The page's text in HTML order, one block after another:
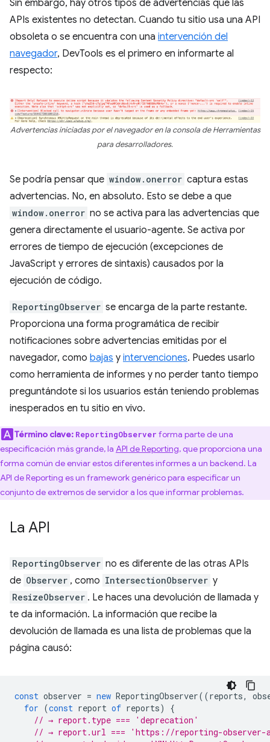
Sin embargo, hay otros tipos de advertencias que las
APIs existentes no detectan. Cuando tu sitio usa una API
obsoleta o se encuentra con una intervención del
navegador, DevTools es el primero en informarte al
respecto:
Advertencias iniciadas por el navegador en la consola de Herramientas
para desarrolladores.
Se podría pensar que window.onerror captura estas
advertencias. No, en absoluto. Esto se debe a que
window.onerror no se activa para las advertencias que
genera directamente el usuario-agente. Se activa por
errores de tiempo de ejecución (excepciones de
JavaScript y errores de sintaxis) causados por la
ejecución de código.
ReportingObserver se encarga de la parte restante.
Proporciona una forma programática de recibir
notificaciones sobre advertencias emitidas por el
navegador, como bajas y intervenciones. Puedes usarlo
como herramienta de informes y no perder tanto tiempo
preguntándote si los usuarios están teniendo problemas
inesperados en tu sitio en vivo.
Término clave: ReportingObserver forma parte de una
especificación más grande, la API de Reporting, que proporciona una
forma común de enviar estos diferentes informes a un backend. La
API de Reporting es un framework genérico para especificar un
conjunto de extremos de servidor a los que informar problemas.
La API
ReportingObserver no es diferente de las otras APIs
de Observer , como IntersectionObserver y
ResizeObserver . Le haces una devolución de llamada y
te da información. La información que recibe la
devolución de llamada es una lista de problemas que la
página causó:
const observer = new ReportingObserver((reports,
for (const report of reports)
{
// → report.type === 'deprecation'
// → report.url === 'https://reporting-observer-